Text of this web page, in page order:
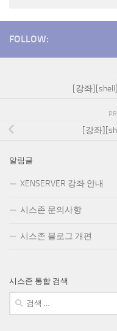
FOLLOW:
[강좌
[강좌
알림글
XENSERVER 강좌 안내
시스존 문의사항
시스존 블로그 개편
시스존 통합 검색
검